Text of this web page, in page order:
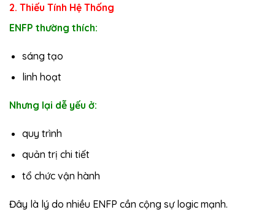
2. Thiếu Tính Hệ Thống
ENFP thường thích:
sáng tạo
linh hoạt
Nhưng lại dễ yếu ở:
quy trình
quản trị chi tiết
tổ chức vận hành
Đây là lý do nhiều ENFP cần cộng sự logic mạnh.